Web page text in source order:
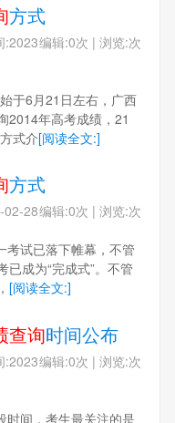
方式
编辑:0次 | 浏览:次
于6月21日左右，广西
2014年高考成绩，21
方式介[阅读全文:]
方式
编辑:0次 | 浏览:次
28
考试已落下帷幕，不管
成为“完成式”。不管
[阅读全文:]
查询时间公布
编辑:0次 | 浏览:次
时间，考生最关注的是